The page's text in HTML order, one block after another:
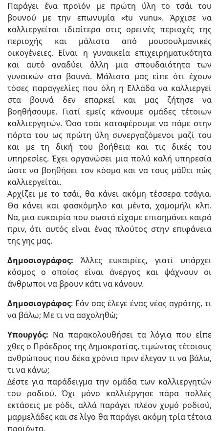
Παράγει ένα προϊόν με πρώτη ύλη το τσάι του
βουνού με την επωνυμία «tu vunu». Άρχισε να
καλλιεργείται ιδιαίτερα στις ορεινές περιοχές της
περιοχής και μάλιστα από μουσουλμανικές
οικογένειες. Είναι η γυναικεία επιχειρηματικότητα
και αυτό αναδύει άλλη μια σπουδαιότητα των
γυναικών στα βουνά. Μάλιστα μας είπε ότι έχουν
τόσες παραγγελίες που όλη η Ελλάδα να καλλιεργεί
στα βουνά δεν επαρκεί και μας ζήτησε να
βοηθήσουμε. Γιατί εμείς κάνουμε ομάδες τέτοιων
καλλιεργητών. Όσο τσάι καταφέρουμε να πάμε στην
πόρτα του ως πρώτη ύλη συνεργαζόμενοι μαζί του
και με τη δική του βοήθεια και τις δικές του
υπηρεσίες. Έχει οργανώσει μια πολύ καλή υπηρεσία
ώστε να βοηθήσει τον κόσμο και να τους μάθει πώς
καλλιεργείται.
Αρχίζει με το τσάι, θα κάνει ακόμη τέσσερα τσάγια.
Θα κάνει και φασκόμηλο και μέντα, χαμομήλι κλπ.
Να, μια ευκαιρία που σωστά είχαμε επισημάνει καιρό
πριν, ότι αυτός είναι ένας πλούτος στην επιφάνεια
της γης μας.
Δημοσιογράφος: Άλλες ευκαιρίες, γιατί υπάρχει
κόσμος ο οποίος είναι άνεργος και ψάχνουν οι
άνθρωποι να βρουν κάτι να κάνουν.
Δημοσιογράφος: Εάν σας έλεγε ένας νέος αγρότης, τι
να βάλω; Με τι να ασχοληθώ;
Υπουργός: Να παρακολουθήσει τα λόγια που είπε
χθες ο Πρόεδρος της Δημοκρατίας, τιμώντας τέτοιους
ανθρώπους που δέκα χρόνια πριν έλεγαν τι να βάλω,
τι να κάνω;
Δέστε για παράδειγμα την ομάδα των καλλιεργητών
του ροδιού. Όχι μόνο καλλιέργησε πάρα πολλές
εκτάσεις με ρόδι, αλλά παράγει πλέον χυμό ροδιού,
μαρμελάδες και σε λίγο θα παράγει ακόμη τρία τέτοια
προϊόντα.